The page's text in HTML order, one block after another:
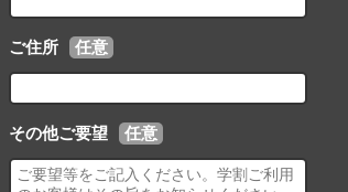
ご住所 任意
その他ご要望 任意